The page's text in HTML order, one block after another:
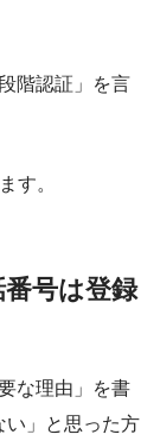
階認証」を言
す。
号は登録
な理由」を書
い」と思った方